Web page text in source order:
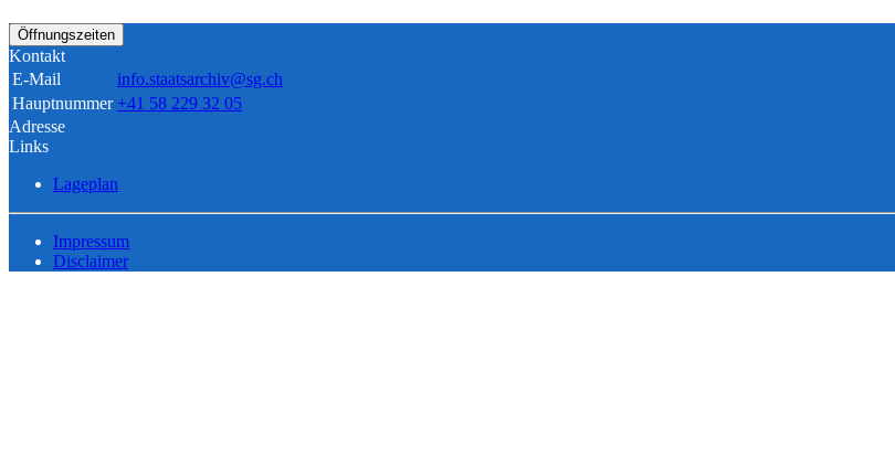
Öffnungszeiten
Kontakt
E-Mail
info.staatsarchiv@sg.ch
Hauptnummer +41 58 229 32 05
Adresse
Links
Lageplan
Impressum
Disclaimer